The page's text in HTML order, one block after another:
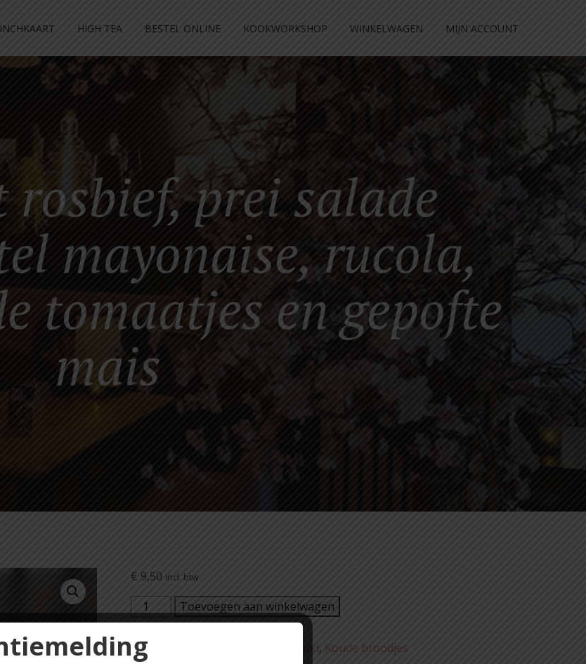
HIGH TEA BESTEL ONLINE KOOKWORKSHOP WINKELWAGEN MIJN ACCOUNT
rosbief, prei salade
mayonaise, rucola,
tomaatjes en gepofte
mais
€ 9,50 Incl. btw
Bagel
met
prei
Toevoegen aan winkelwagen
Categorieën: Broodje van de maand, Koude broodjes